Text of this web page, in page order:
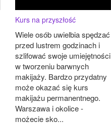
Kurs na przyszłość
Wiele osób uwielbia spędzać
przed lustrem godzinach i
szlifować swoje umiejętności
w tworzeniu barwnych
makijaży. Bardzo przydatny
może okazać się kurs
makijażu permanentnego.
Warszawa i okolice -
możecie sko...